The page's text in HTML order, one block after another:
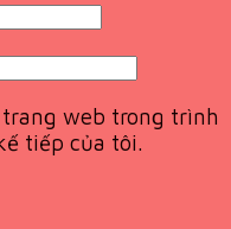
web trong trình
tiếp của tôi.